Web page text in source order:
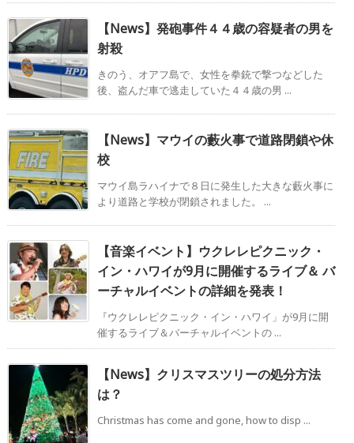
【News】発砲事件４４歳の容疑者の男を
射殺
きのう、オアフ島で、女性を拳銃で撃つなどした
後、盗んだ車で逃走していた４４歳の男 ...
【News】マウイの藪火事で道路閉鎖や休
校
マウイ島ラハイナで８日に発生した大きな藪火事に
より道路と学校が閉鎖されました。 ...
【音楽イベント】ウクレレピクニック・
イン・ハワイが9月に開催するライブ＆ バ
ーチャルイベントの詳細を発表！
『ウクレレピクニック・イン・ハワイ」が9月に開
催するライブ＆バーチャルイベントの ...
【News】クリスマスツリーの処分方法
は？
Christmas has come and gone, how to disp ...